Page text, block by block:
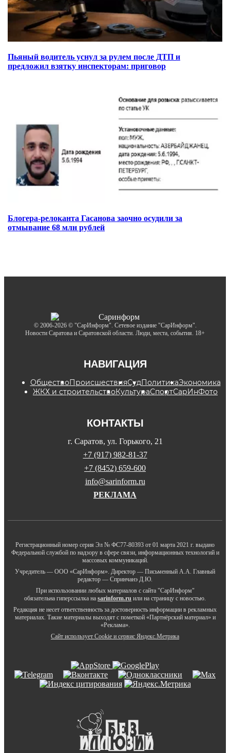
Пьяный водитель уснул за рулем после ДТП и
предложил взятку инспекторам: приговор
Блогера-релоканта Гасанова заочно осудили за
отмывание 68 млн рублей
© 2006-2026 © "СарИнформ". Сетевое издание "СарИнформ".
Новости Саратова и Саратовской области. Люди, места, события. 18+
НАВИГАЦИЯ
ОбществоПроисшествияСудПолитикаЭкономика
ЖКХ и строительствоКультураСпортСарИнФото
КОНТАКТЫ
г. Саратов, ул. Горького, 21
+7 (917) 982-81-37
+7 (8452) 659-600
info@sarinform.ru
РЕКЛАМА
Регистрационный номер серия Эл № ФС77-80393 от 01 марта 2021 г. выдано
Федеральной службой по надзору в сфере связи, информационных технологий и
массовых коммуникаций.
Учредитель — ООО «СарИнформ». Директор — Письменный А.А. Главный
редактор — Спринчанэ Д.Ю.
При использовании любых материалов с сайта "СарИнформ"
обязательна гиперссылка на sarinform.ru или на страницу с новостью.
Редакция не несет ответственность за достоверность информации в рекламных
материалах. Такие материалы выходят с пометкой «Партнёрский материал» и
«Реклама».
Сайт использует Cookie и сервиc Яндекс.Метрика